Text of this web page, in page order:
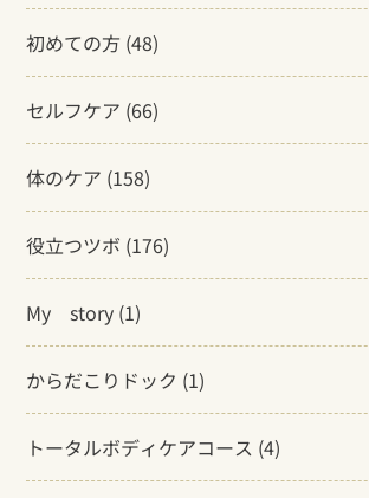
初めての方 (48)
セルフケア (66)
体のケア (158)
役立つツボ (176)
My story (1)
からだこりドック (1)
トータルボディケアコース (4)